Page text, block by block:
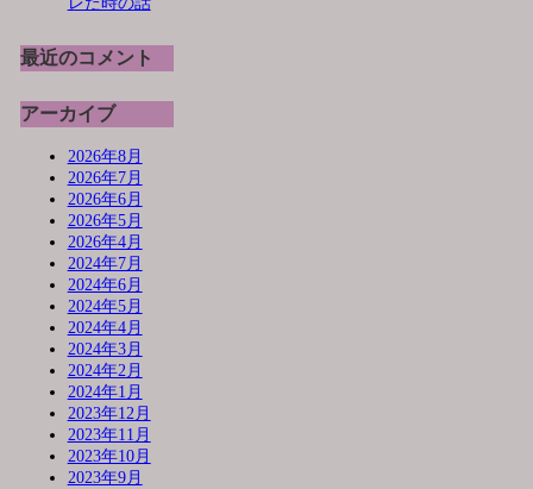
最近のコメント
アーカイブ
2026年8月
2026年7月
2026年6月
2026年5月
2026年4月
2024年7月
2024年6月
2024年5月
2024年4月
2024年3月
2024年2月
2024年1月
2023年12月
2023年11月
2023年10月
2023年9月